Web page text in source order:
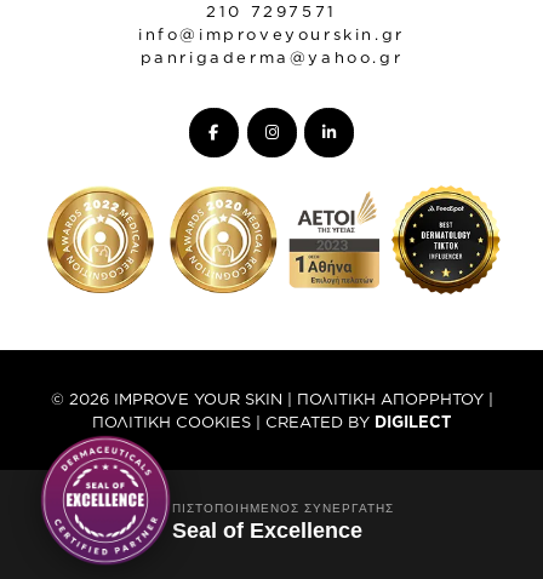
210 7297571
info@improveyourskin.gr
panrigaderma@yahoo.gr
© 2026 IMPROVE YOUR SKIN | ΠΟΛΙΤΙΚΗ ΑΠΟΡΡΗΤΟΥ|
ΠΟΛΙΤΙΚΗ COOKIES | CREATED BY DIGILECT
ΠΙΣΤΟΠΟΙΗΜΈΝΟΣ ΣΥΝΕΡΓΆΤΗΣ
Seal of Excellence